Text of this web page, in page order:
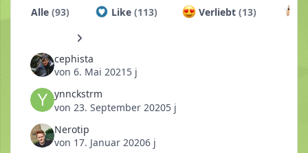
Alle(93) Like (113) Verliebt(13)
cephista
von 6. Mai 2021 5 j
ynnckstrm
von 23. September 20205 j
Nerotip
von 17. Januar 20206 j